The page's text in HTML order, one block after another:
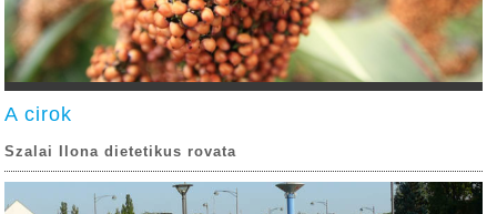
A cirok
Szalai Ilona dietetikus rovata